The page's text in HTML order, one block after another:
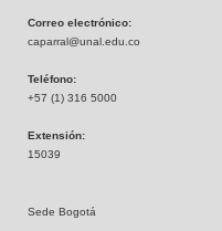
Correo electrónico:
caparral@unal.edu.co
Teléfono:
+57 (1) 316 5000
Extensión:
15039
Sede Bogotá